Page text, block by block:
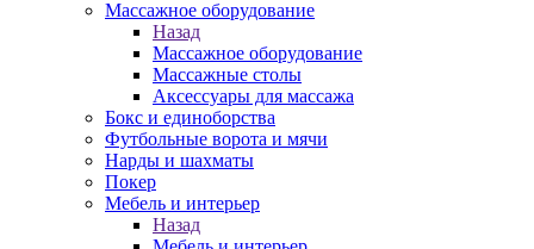
Массажное оборудование
Назад
Массажное оборудование
Массажные столы
Аксессуары для массажа
Бокс и единоборства
Футбольные ворота и мячи
Нарды и шахматы
Покер
Мебель и интерьер
Назад